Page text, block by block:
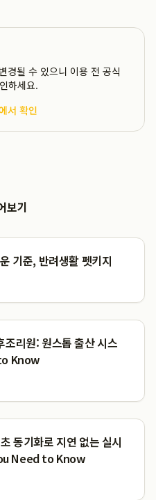
경될 수 있으니 이용 전 공식
하세요.
서 확인
보기
기준, 반려생활 펫키지
리원: 원스톱 출산 시스
Know
동기화로 지연 없는 실시
Need to Know